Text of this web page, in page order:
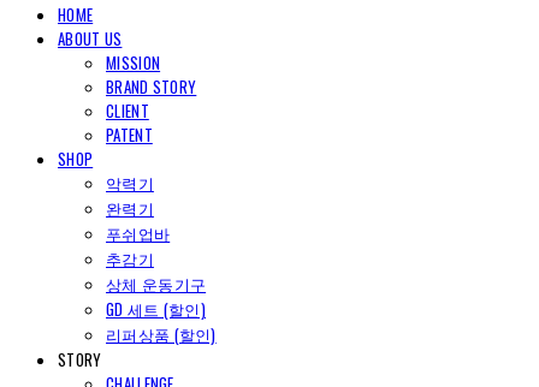
HOME
ABOUT US
MISSION
BRAND STORY
CLIENT
PATENT
SHOP
악력기
완력기
푸쉬업바
추감기
상체 운동기구
GD 세트 (할인)
리퍼상품 (할인)
STORY